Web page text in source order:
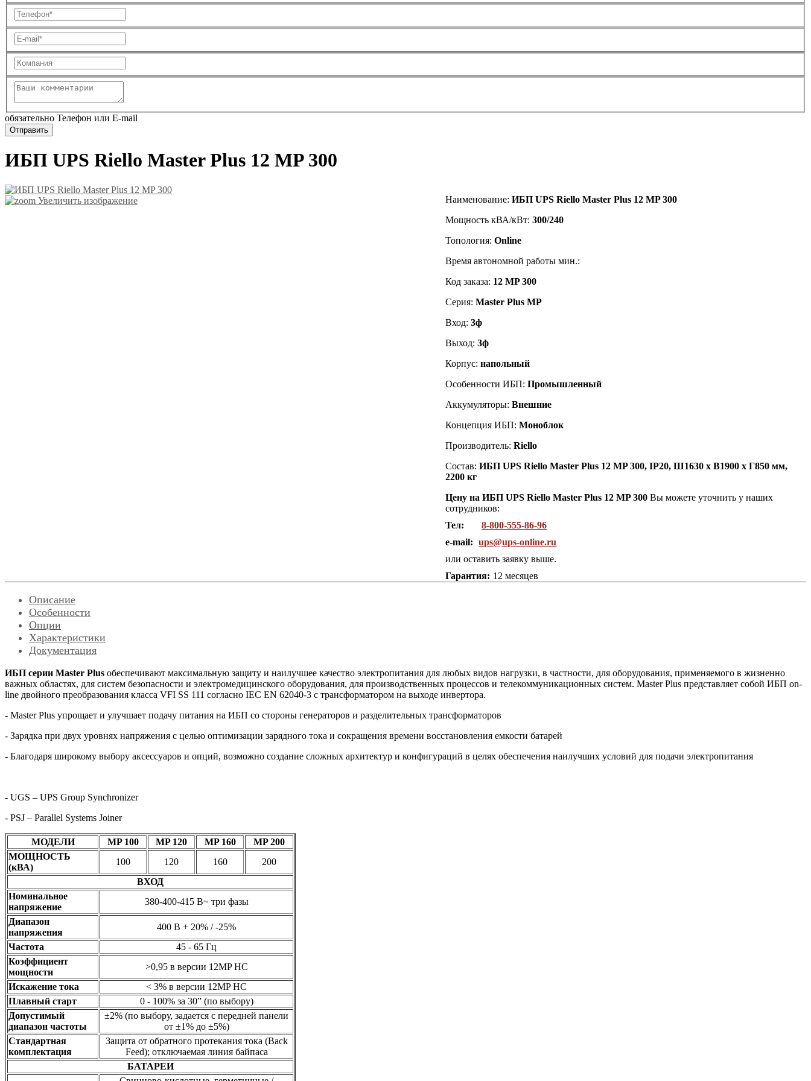
обязательно Телефон или E-mail
ИБП UPS Riello Master Plus 12 MP 300
Увеличить изображение Наименование:ИБП UPS Riello Master Plus 12 MP 300
Мощность кВА/кВт:300/240
Топология:Online
Время автономной работы мин.:
Код заказа: 12 MP 300
Серия:Master Plus MP
Вход:3ф
Выход:3ф
Корпус: напольный
Особенности ИБП:Промышленный
Аккумуляторы:Внешние
Концепция ИБП:Моноблок
Производитель:Riello
Состав:ИБП UPS Riello Master Plus 12 MP 300, IP20, Ш1630 х В1900 х Г850 мм,
2200 кг
Цену на ИБП UPS Riello Master Plus 12 MP 300Вы можете уточнить у наших
сотрудников:
Тел:
8-800-555-86-96
e-mail:
ups@ups-online.ru
или оставить заявку выше.
Гарантия: 12 месяцев
Описание
Особенности
Опции
Характеристики
Документация
ИБП серии Master Plus обеспечивают максимальную защиту и наилучшее качество электропитания для любых видов нагрузки, в частности, для оборудования, применяемого в жизненно
важных областях, для систем безопасности и электромедицинского оборудования, для производственных процессов и телекоммуникационных систем. Master Plus представляет собой ИБП on-
line двойного преобразования класса VFI SS 111 согласно IEC EN 62040-3 с трансформатором на выходе инвертора.
- Master Plus упрощает и улучшает подачу питания на ИБП со стороны генераторов и разделительных трансформаторов
- Зарядка при двух уровнях напряжения с целью оптимизации зарядного тока и сокращения времени восстановления емкости батарей
- Благодаря широкому выбору аксессуаров и опций, возможно создание сложных архитектур и конфигураций в целях обеспечения наилучших условий для подачи электропитания
- UGS – UPS Group Synchronizer
- PSJ – Parallel Systems Joiner
МОДЕЛИ MP 100 MP 120 MP 160
MP 200
МОЩНОСТЬ
(кВА)
100 120 160
200
ВХОД
Номинальное
напряжение
380-400-415 В~ три фазы
Диапазон
напряжения
400 B + 20% / -25%
Частота
45 - 65 Гц
Коэффициент
мощности
>0,95 в версии 12MP HC
Искажение тока
< 3% в версии 12MP HC
Плавный старт
0 - 100% за 30” (по выбору)
Допустимый
диапазон частоты
±2% (по выбору, задается с передней панели
от ±1% до ±5%)
Стандартная
комплектация
Защита от обратного протекания тока (Back
Feed); отключаемая линия байпаса
БАТАРЕИ